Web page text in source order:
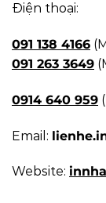
Điện thoại:
091 138 4166
091 263 3649
0914 640 959
Email:
Website: